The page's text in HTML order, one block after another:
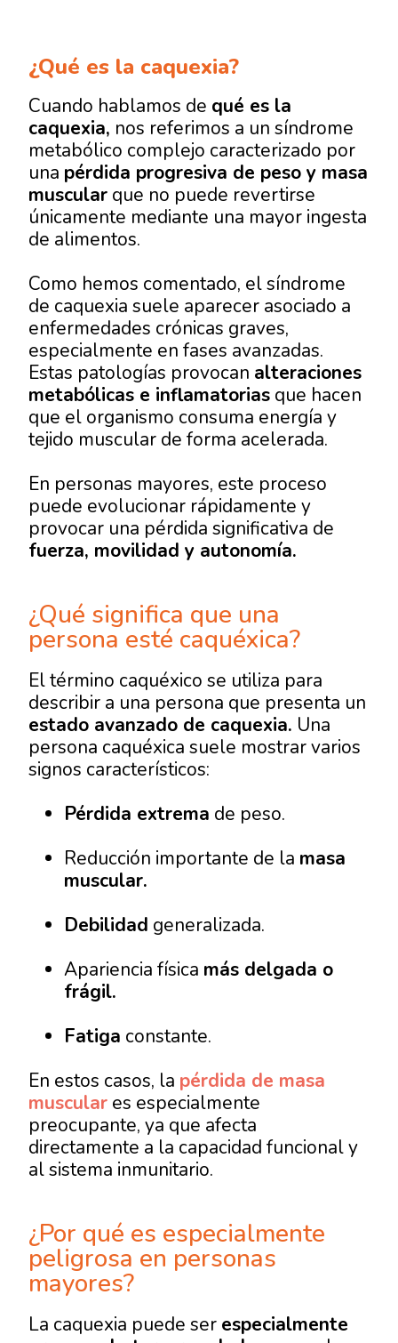
¿Qué es la caquexia?
Cuando hablamos de qué es la
caquexia, nos referimos a un síndrome
metabólico complejo caracterizado por
una pérdida progresiva de peso y masa
muscular que no puede revertirse
únicamente mediante una mayor ingesta
de alimentos.
Como hemos comentado, el síndrome
de caquexia suele aparecer asociado a
enfermedades crónicas graves,
especialmente en fases avanzadas.
Estas patologías provocan alteraciones
metabólicas e inflamatorias que hacen
que el organismo consuma energía y
tejido muscular de forma acelerada.
En personas mayores, este proceso
puede evolucionar rápidamente y
provocar una pérdida significativa de
fuerza, movilidad y autonomía.
¿Qué significa que una
persona esté caquéxica?
El término caquéxico se utiliza para
describir a una persona que presenta un
estado avanzado de caquexia. Una
persona caquéxica suele mostrar varios
signos característicos:
Pérdida extrema de peso.
Reducción importante de la masa
muscular.
Debilidad generalizada.
Apariencia física más delgada o
frágil.
Fatiga constante.
En estos casos, la pérdida de masa
muscular es especialmente
preocupante, ya que afecta
directamente a la capacidad funcional y
al sistema inmunitario.
¿Por qué es especialmente
peligrosa en personas
mayores?
La caquexia puede ser especialmente